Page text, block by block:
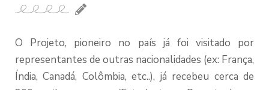
O Projeto, pioneiro no país já foi visitado por
representantes de outras nacionalidades (ex: França,
Índia, Canadá, Colômbia, etc..), já recebeu cerca de